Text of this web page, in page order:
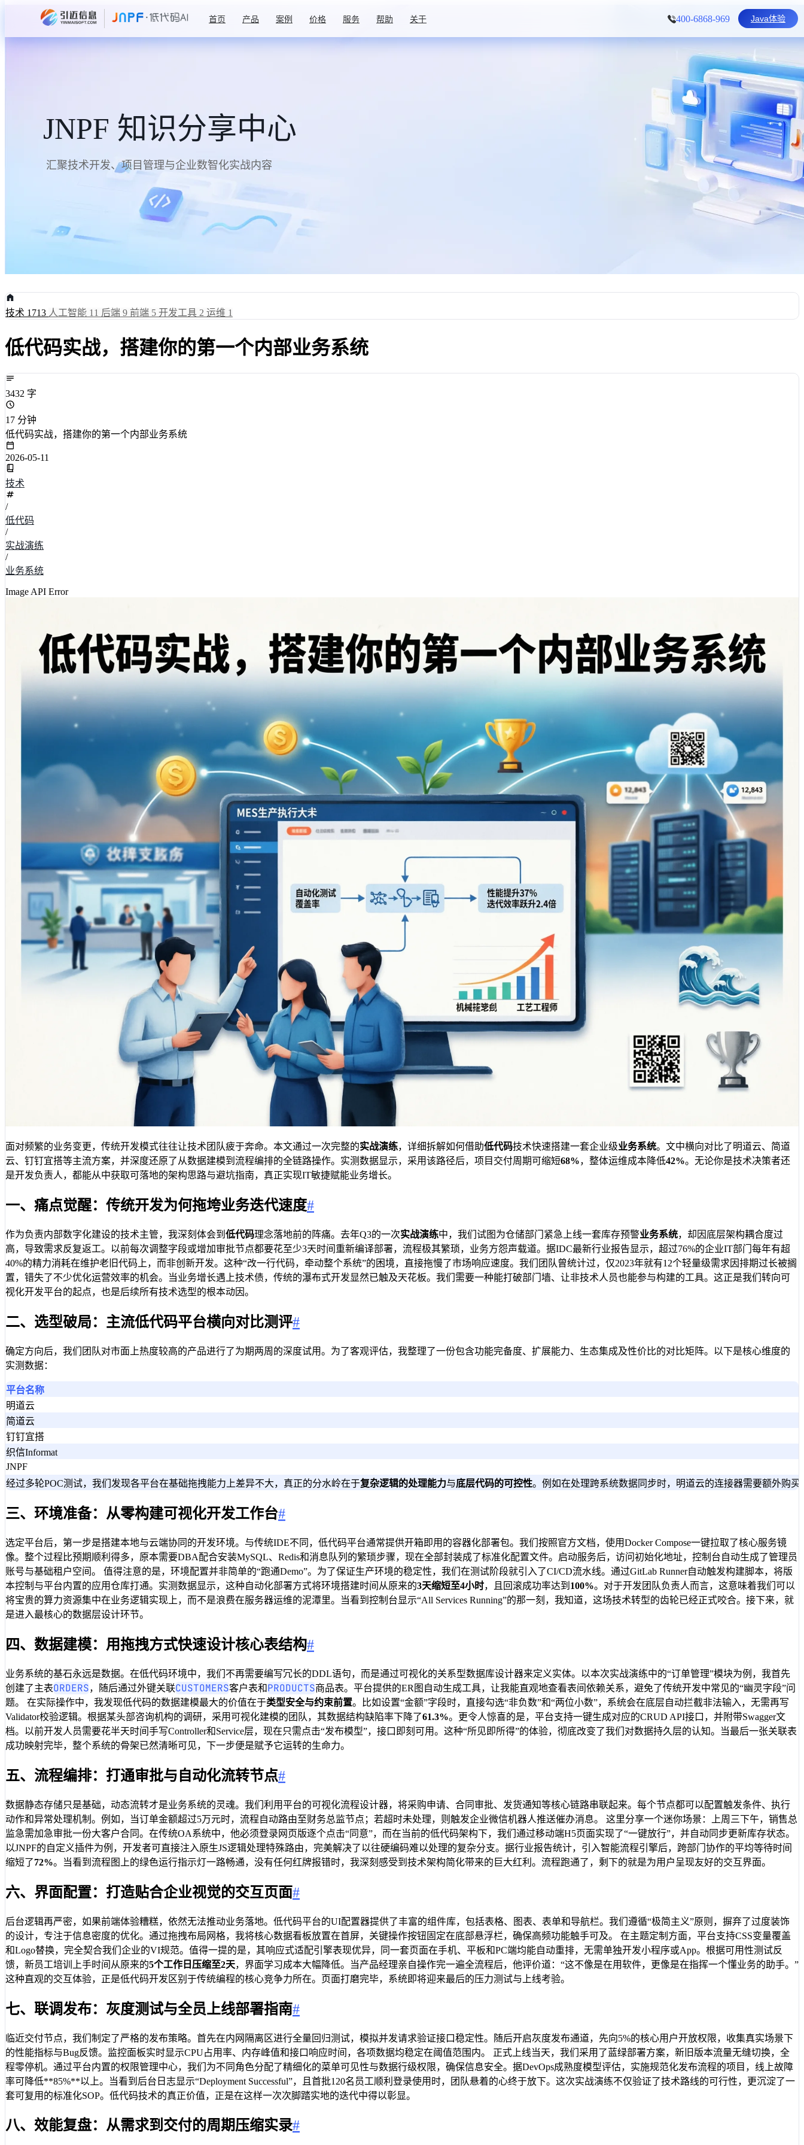
首页 产品 案例 价格 服务 帮助 关于 400-6868-969 Java体验
JNPF 知识分享中心
汇聚技术开发、项目管理与企业数智化实战内容
技术 1713 人工智能 11 后端 9 前端 5 开发工具 2 运维 1
低代码实战，搭建你的第一个内部业务系统
3432 字
17 分钟
低代码实战，搭建你的第一个内部业务系统
2026-05-11
技术
/
低代码
/
实战演练
/
业务系统
Image API Error
面对频繁的业务变更，传统开发模式往往让技术团队疲于奔命。本文通过一次完整的实战演练，详细拆解如何借助低代码技术快速搭建一套企业级业务系统。文中横向对比了明道云、简道
云、钉钉宜搭等主流方案，并深度还原了从数据建模到流程编排的全链路操作。实测数据显示，采用该路径后，项目交付周期可缩短68%，整体运维成本降低42%。无论你是技术决策者还
是开发负责人，都能从中获取可落地的架构思路与避坑指南，真正实现IT敏捷赋能业务增长。
一、痛点觉醒：传统开发为何拖垮业务迭代速度#
作为负责内部数字化建设的技术主管，我深刻体会到 低代码理念落地前的阵痛。去年Q3的一次实战演练中，我们试图为仓储部门紧急上线一套库存预警业务系统，却因底层架构耦合度过
高，导致需求反复返工。以前每次调整字段或增加审批节点都要花至少3天时间重新编译部署，流程极其繁琐，业务方怨声载道。据IDC最新行业报告显示，超过76%的企业IT部门每年有超
40%的精力消耗在维护老旧代码上，而非创新开发。这种“改一行代码，牵动整个系统”的困境，直接拖慢了市场响应速度。我们团队曾统计过，仅2023年就有12个轻量级需求因排期过长被搁
置，错失了不少优化运营效率的机会。当业务增长遇上技术债，传统的瀑布式开发显然已触及天花板。我们需要一种能打破部门墙、让非技术人员也能参与构建的工具。这正是我们转向可
视化开发平台的起点，也是后续所有技术选型的根本动因。
二、选型破局：主流低代码平台横向对比测评#
确定方向后，我们团队对市面上热度较高的产品进行了为期两周的深度试用。为了客观评估，我整理了一份包含功能完备度、扩展能力、生态集成及性价比的对比矩阵。以下是核心维度的
实测数据：
平台名称
明道云
简道云
钉钉宜搭
织信Informat
JNPF
经过多轮POC测试，我们发现各平台在基础拖拽能力上差异不大，真正的分水岭在于复杂逻辑的处理能力与底层代码的可控性。例如在处理跨系统数据同步时，明道云的连接器需要额外购
三、环境准备：从零构建可视化开发工作台#
选定平台后，第一步是搭建本地与云端协同的开发环境。与传统IDE不同，低代码平台通常提供开箱即用的容器化部署包。我们按照官方文档，使用Docker Compose一键拉取了核心服务镜
像。整个过程比预期顺利得多，原本需要DBA配合安装MySQL、Redis和消息队列的繁琐步骤，现在全部封装成了标准化配置文件。启动服务后，访问初始化地址，控制台自动生成了管理员
账号与基础租户空间。 值得注意的是，环境配置并非简单的“跑通Demo”。为了保证生产环境的稳定性，我们在测试阶段就引入了CI/CD流水线。通过GitLab Runner自动触发构建脚本，将版
本控制与平台内置的应用仓库打通。实测数据显示，这种自动化部署方式将环境搭建时间从原来的3天缩短至4小时，且回滚成功率达到 100%。对于开发团队负责人而言，这意味着我们可以
将宝贵的算力资源集中在业务逻辑实现上，而不是浪费在服务器运维的泥潭里。当看到控制台显示“All Services Running”的那一刻，我知道，这场技术转型的齿轮已经正式咬合。接下来，就
是进入最核心的数据层设计环节。
四、数据建模：用拖拽方式快速设计核心表结构#
业务系统的基石永远是数据。在低代码环境中，我们不再需要编写冗长的DDL语句，而是通过可视化的关系型数据库设计器来定义实体。以本次实战演练中的“订单管理”模块为例，我首先
创建了主表ORDERS，随后通过外键关联CUSTOMERS客户表和PRODUCTS商品表。平台提供的ER图自动生成工具，让我能直观地查看表间依赖关系，避免了传统开发中常见的“幽灵字段”问
题。 在实际操作中，我发现低代码的数据建模最大的价值在于类型安全与约束前置。比如设置“金额”字段时，直接勾选“非负数”和“两位小数”，系统会在底层自动拦截非法输入，无需再写
Validator校验逻辑。根据某头部咨询机构的调研，采用可视化建模的团队，其数据结构缺陷率下降了61.3%。更令人惊喜的是，平台支持一键生成对应的CRUD API接口，并附带Swagger文
档。以前开发人员需要花半天时间手写Controller和Service层，现在只需点击“发布模型”，接口即刻可用。这种“所见即所得”的体验，彻底改变了我们对数据持久层的认知。当最后一张关联表
成功映射完毕，整个系统的骨架已然清晰可见，下一步便是赋予它运转的生命力。
五、流程编排：打通审批与自动化流转节点#
数据静态存储只是基础，动态流转才是业务系统的灵魂。我们利用平台的可视化流程设计器，将采购申请、合同审批、发货通知等核心链路串联起来。每个节点都可以配置触发条件、执行
动作和异常处理机制。例如，当订单金额超过5万元时，流程自动路由至财务总监节点；若超时未处理，则触发企业微信机器人推送催办消息。 这里分享一个迷你场景：上周三下午，销售总
监急需加急审批一份大客户合同。在传统OA系统中，他必须登录网页版逐个点击“同意”，而在当前的低代码架构下，我们通过移动端H5页面实现了“一键放行”，并自动同步更新库存状态。
以JNPF的自定义插件为例，开发者可直接注入原生JS逻辑处理特殊路由，完美解决了以往硬编码难以处理的复杂分支。据行业报告统计，引入智能流程引擎后，跨部门协作的平均等待时间
缩短了72%。当看到流程图上的绿色运行指示灯一路畅通，没有任何红牌报错时，我深刻感受到技术架构简化带来的巨大红利。流程跑通了，剩下的就是为用户呈现友好的交互界面。
六、界面配置：打造贴合企业视觉的交互页面#
后台逻辑再严密，如果前端体验糟糕，依然无法推动业务落地。低代码平台的UI配置器提供了丰富的组件库，包括表格、图表、表单和导航栏。我们遵循“极简主义”原则，摒弃了过度装饰
的设计，专注于信息密度的优化。通过拖拽布局网格，我将核心数据看板放置在首屏，关键操作按钮固定在底部悬浮栏，确保高频功能触手可及。 在主题定制方面，平台支持CSS变量覆盖
和Logo替换，完全契合我们企业的VI规范。值得一提的是，其响应式适配引擎表现优异，同一套页面在手机、平板和PC端均能自动重排，无需单独开发小程序或App。根据可用性测试反
馈，新员工培训上手时间从原来的5个工作日压缩至2天，界面学习成本大幅降低。当产品经理亲自操作完一遍全流程后，他评价道：“这不像是在用软件，更像是在指挥一个懂业务的助手。”
这种直观的交互体验，正是低代码开发区别于传统编程的核心竞争力所在。页面打磨完毕，系统即将迎来最后的压力测试与上线考验。
七、联调发布：灰度测试与全员上线部署指南#
临近交付节点，我们制定了严格的发布策略。首先在内网隔离区进行全量回归测试，模拟并发请求验证接口稳定性。随后开启灰度发布通道，先向5%的核心用户开放权限，收集真实场景下
的性能指标与Bug反馈。监控面板实时显示CPU占用率、内存峰值和接口响应时间，各项数据均稳定在阈值范围内。 正式上线当天，我们采用了蓝绿部署方案，新旧版本流量无缝切换，全
程零停机。通过平台内置的权限管理中心，我们为不同角色分配了精细化的菜单可见性与数据行级权限，确保信息安全。据DevOps成熟度模型评估，实施规范化发布流程的项目，线上故障
率可降低**85%**以上。当看到后台日志显示“Deployment Successful”，且首批120名员工顺利登录使用时，团队悬着的心终于放下。这次实战演练不仅验证了技术路线的可行性，更沉淀了一
套可复用的标准化SOP。低代码技术的真正价值，正是在这样一次次脚踏实地的迭代中得以彰显。
八、效能复盘：从需求到交付的周期压缩实录#